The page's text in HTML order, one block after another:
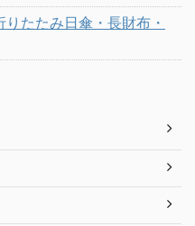
たたみ日傘・長財布・